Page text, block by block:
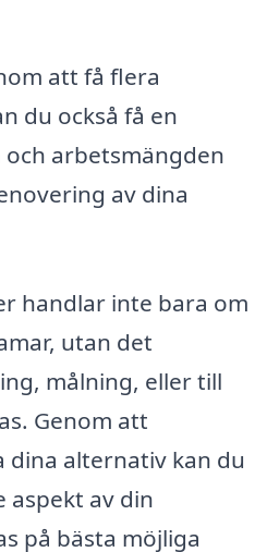
att få flera
du också få en
arbetsmängden
av dina
handlar inte bara om
utan det
målning, eller till
Genom att
alternativ kan du
aspekt av din
på bästa möjliga